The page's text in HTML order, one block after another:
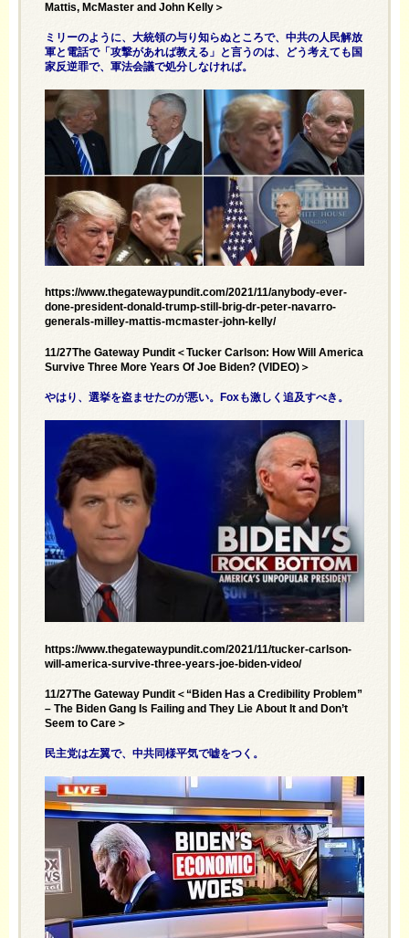
Mattis, McMaster and John Kelly＞
ミリーのように、大統領の与り知らぬところで、中共の人民解放
軍と電話で「攻撃があれば教える」と言うのは、どう考えても国
家反逆罪で、軍法会議で処分しなければ。
https://www.thegatewaypundit.com/2021/11/anybody-ever-
done-president-donald-trump-still-brig-dr-peter-navarro-
generals-milley-mattis-mcmaster-john-kelly/
11/27The Gateway Pundit＜Tucker Carlson: How Will America
Survive Three More Years Of Joe Biden? (VIDEO)＞
やはり、選挙を盗ませたのが悪い。Foxも激しく追及すべき。
https://www.thegatewaypundit.com/2021/11/tucker-carlson-
will-america-survive-three-years-joe-biden-video/
11/27The Gateway Pundit＜“Biden Has a Credibility Problem”
– The Biden Gang Is Failing and They Lie About It and Don’t
Seem to Care＞
民主党は左翼で、中共同様平気で嘘をつく。